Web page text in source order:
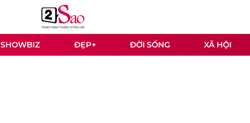
SHOWBIZ ĐẸP+ ĐỜI SỐNG XÃ HỘI